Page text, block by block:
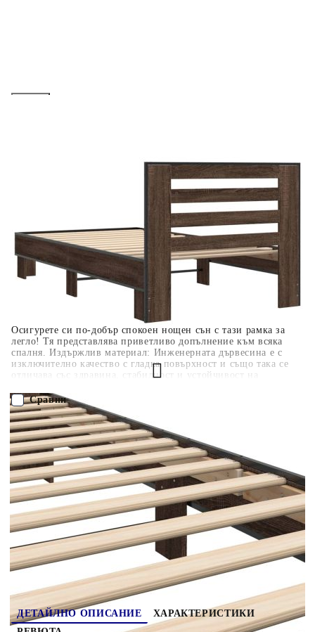
Осигурете си по-добър спокоен нощен сън с тази рамка за
легло! Тя представлява приветливо допълнение към всяка
спалня. Издържлив материал: Инженерната дървесина е с
изключително качество с гладка повърхност и също така се
отличава със здравина, стабилност и устойчивост на
добро разпределение на теглото, като гарантират, че матракът
остава на място при всяко завъртане на тялото ви по време на
сън.Отлична опора: Таблата осигурява отлична опора за
гърба, когато седите в леглото, за да четете или гледате
телевизия. Добре е да се знае:Тази рамка за легло разполага с
дизайн с ламели и включва ламелите.Към това легло не е
включен матрак. Ние предлагаме разнообразна селекция от
матраци. Можете да проверите нашия магазин за подходящ
матрак.
поръчката без оскъпяване. За покупки на стойност до
Плащане на 4 вноски. Заплащате 20% от стойността на
поръчката си на момента с карта. Останалата сума се
разделя на 3 равни месечни вноски без оскъпяване. За
покупки на стойност до 1000 лв. / €511.31
Плащане на 6 вноски. Стойността на поръчката се
разпределя в 6 равни месечни вноски с оскъпяване. За
покупки на стойност до 2000 лв. / €1022.61
ПОРЪЧАЙ БЕЗ РЕГИСТРАЦИЯ
Наш представител ще се свърже с Вас в рамките на работния ден!
846088 27.350 кг
Оцени продукта
Сравни
ДЕТАЙЛНО ОПИСАНИЕ
ХАРАКТЕРИСТИКИ